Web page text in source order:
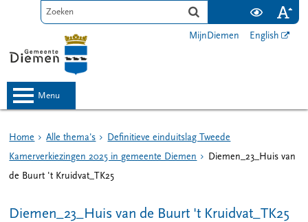
MijnDiemen English
menu
Home Alle thema's
Definitieve einduitslag Tweede
Kamerverkiezingen 2025 in gemeente Diemen
Diemen_23_Huis van
de Buurt 't Kruidvat_TK25
Diemen_23_Huis van de Buurt 't Kruidvat_TK25